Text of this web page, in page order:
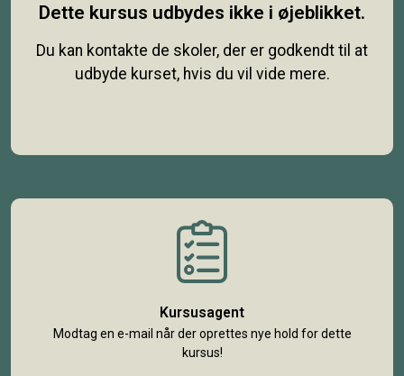
Dette kursus udbydes ikke i øjeblikket.
Du kan kontakte de skoler, der er godkendt til at
udbyde kurset, hvis du vil vide mere.
Kursusagent
Modtag en e-mail når der oprettes nye hold for dette
kursus!